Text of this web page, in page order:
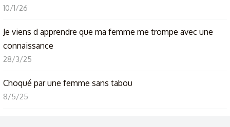
10/1/26
Je viens d apprendre que ma femme me trompe avec une
connaissance
28/3/25
Choqué par une femme sans tabou
8/5/25